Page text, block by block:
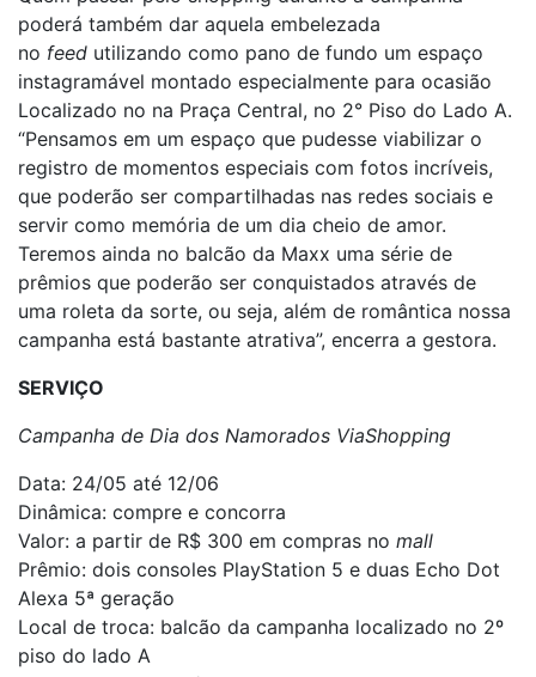
poderá também dar aquela embelezada
no feed utilizando como pano de fundo um espaço
instagramável montado especialmente para ocasião
Localizado no na Praça Central, no 2° Piso do Lado A.
“Pensamos em um espaço que pudesse viabilizar o
registro de momentos especiais com fotos incríveis,
que poderão ser compartilhadas nas redes sociais e
servir como memória de um dia cheio de amor.
Teremos ainda no balcão da Maxx uma série de
prêmios que poderão ser conquistados através de
uma roleta da sorte, ou seja, além de romântica nossa
campanha está bastante atrativa”, encerra a gestora.
SERVIÇO
Campanha de Dia dos Namorados ViaShopping
Data: 24/05 até 12/06
Dinâmica: compre e concorra
Valor: a partir de R$ 300 em compras no mall
Prêmio: dois consoles PlayStation 5 e duas Echo Dot
Alexa 5ª geração
Local de troca: balcão da campanha localizado no 2º
piso do lado A